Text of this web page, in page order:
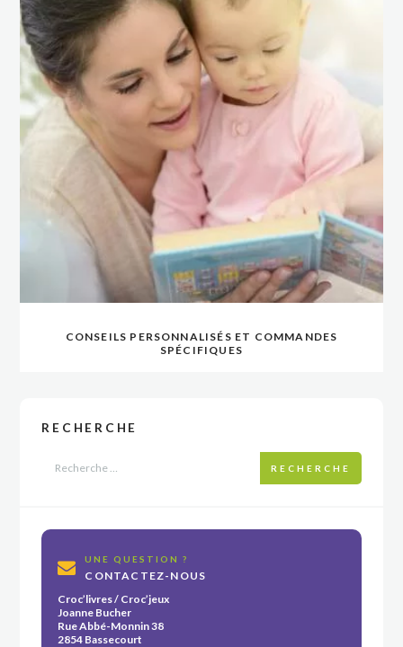
CONSEILS PERSONNALISÉS ET COMMANDES
SPÉCIFIQUES
RECHERCHE
RECHERCHE
UNE QUESTION ?
CONTACTEZ-NOUS
Croc’livres / Croc’jeux
Joanne Bucher
Rue Abbé-Monnin 38
2854 Bassecourt